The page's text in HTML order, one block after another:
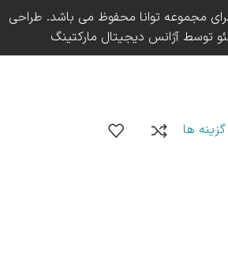
مجموعه توانا محفوظ می باشد. طراحی
توسط آژانس دیجیتال مارکتینگ
ها